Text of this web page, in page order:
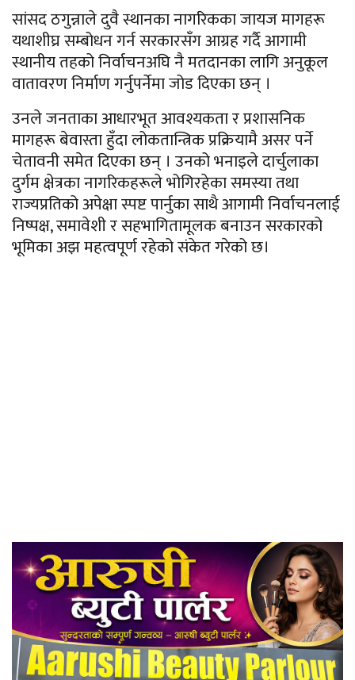
सांसद ठगुन्नाले दुवै स्थानका नागरिकका जायज मागहरू
यथाशीघ्र सम्बोधन गर्न सरकारसँग आग्रह गर्दै आगामी
स्थानीय तहको निर्वाचनअघि नै मतदानका लागि अनुकूल
वातावरण निर्माण गर्नुपर्नेमा जोड दिएका छन् ।
उनले जनताका आधारभूत आवश्यकता र प्रशासनिक
मागहरू बेवास्ता हुँदा लोकतान्त्रिक प्रक्रियामै असर पर्ने
चेतावनी समेत दिएका छन् । उनको भनाइले दार्चुलाका
दुर्गम क्षेत्रका नागरिकहरूले भोगिरहेका समस्या तथा
राज्यप्रतिको अपेक्षा स्पष्ट पार्नुका साथै आगामी निर्वाचनलाई
निष्पक्ष, समावेशी र सहभागितामूलक बनाउन सरकारको
भूमिका अझ महत्वपूर्ण रहेको संकेत गरेको छ।